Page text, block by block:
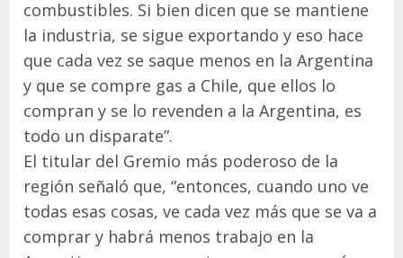
combustibles. Si bien dicen que se mantiene
la industria, se sigue exportando y eso hace
que cada vez se saque menos en la Argentina
y que se compre gas a Chile, que ellos lo
compran y se lo revenden a la Argentina, es
todo un disparate”.
El titular del Gremio más poderoso de la
región señaló que, “entonces, cuando uno ve
todas esas cosas, ve cada vez más que se va a
comprar y habrá menos trabajo en la